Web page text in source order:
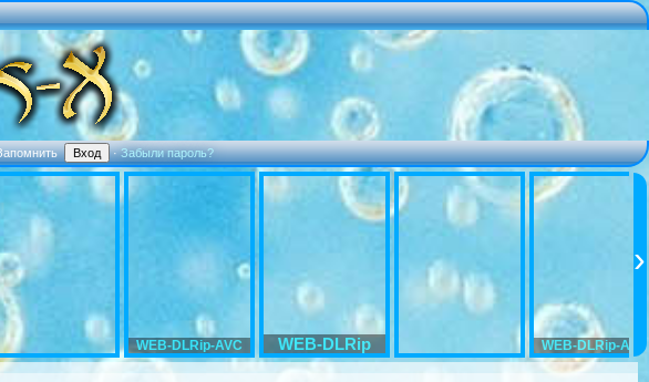
·Забыли пароль?
WEB-DLRip-AVC WEB-DLRip WEB-DLRip-AVC